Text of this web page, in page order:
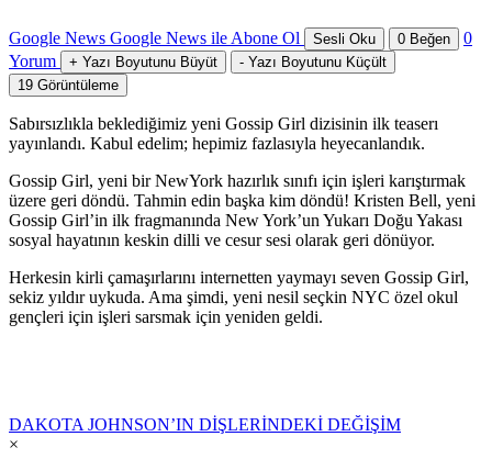
Google News Google News ile Abone Ol Sesli Oku 0 Beğen
0
Yorum
+ Yazı Boyutunu Büyüt - Yazı Boyutunu Küçült
19 Görüntüleme
Sabırsızlıkla beklediğimiz yeni Gossip Girl dizisinin ilk teaserı
yayınlandı. Kabul edelim; hepimiz fazlasıyla heyecanlandık.
Gossip Girl, yeni bir NewYork hazırlık sınıfı için işleri karıştırmak
üzere geri döndü. Tahmin edin başka kim döndü! Kristen Bell, yeni
Gossip Girl’in ilk fragmanında New York’un Yukarı Doğu Yakası
sosyal hayatının keskin dilli ve cesur sesi olarak geri dönüyor.
Herkesin kirli çamaşırlarını internetten yaymayı seven Gossip Girl,
sekiz yıldır uykuda. Ama şimdi, yeni nesil seçkin NYC özel okul
gençleri için işleri sarsmak için yeniden geldi.
DAKOTA JOHNSON’IN DİŞLERİNDEKİ DEĞİŞİM
×